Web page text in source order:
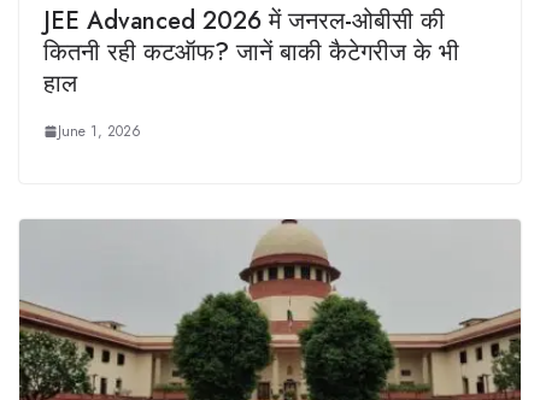
JEE Advanced 2026 में जनरल-ओबीसी की
कितनी रही कटऑफ? जानें बाकी कैटेगरीज के भी
हाल
June 1, 2026